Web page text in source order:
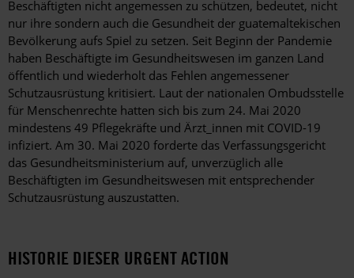
Beschäftigten nicht angemessen zu schützen, bedeutet, nicht
nur ihre sondern auch die Gesundheit der guatemaltekischen
Bevölkerung aufs Spiel zu setzen. Seit Beginn der Pandemie
haben Beschäftigte im Gesundheitswesen im ganzen Land
öffentlich und wiederholt das Fehlen angemessener
Schutzausrüstung kritisiert. Laut der nationalen Ombudsstelle
für Menschenrechte hatten sich bis zum 24. Mai 2020
mindestens 49 Pflegekräfte und Ärzt_innen mit COVID-19
infiziert. Am 30. Mai 2020 forderte das Verfassungsgericht
das Gesundheitsministerium auf, unverzüglich alle
Beschäftigten im Gesundheitswesen mit entsprechender
Schutzausrüstung auszustatten.
HISTORIE DIESER URGENT ACTION